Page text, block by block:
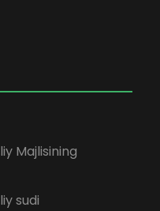
Majlisining
sudi